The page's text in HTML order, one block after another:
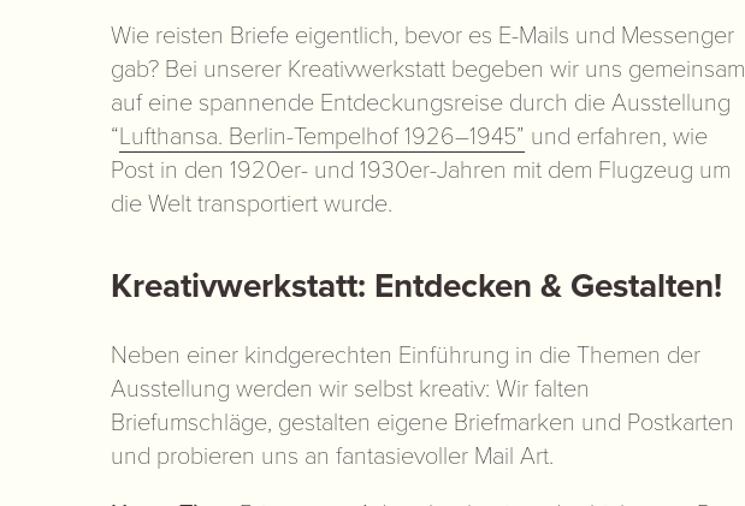
Wie reisten Briefe eigentlich, bevor es E-Mails und Messenger
gab? Bei unserer Kreativwerkstatt begeben wir uns gemeinsam
auf eine spannende Entdeckungsreise durch die Ausstellung
“Lufthansa. Berlin-Tempelhof 1926–1945” und erfahren, wie
Post in den 1920er- und 1930er-Jahren mit dem Flugzeug um
die Welt transportiert wurde.
Kreativwerkstatt: Entdecken & Gestalten!
Neben einer kindgerechten Einführung in die Themen der
Ausstellung werden wir selbst kreativ: Wir falten
Briefumschläge, gestalten eigene Briefmarken und Postkarten
und probieren uns an fantasievoller Mail Art.